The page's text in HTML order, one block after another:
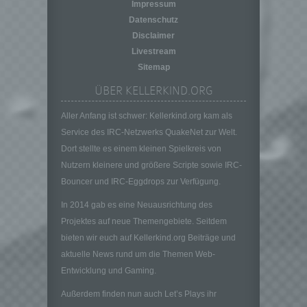
Impressum
Datenschutz
Disclaimer
Livestream
Sitemap
ÜBER KELLERKIND.ORG
Aller Anfang ist schwer: Kellerkind.org kam als
Service des IRC-Netzwerks QuakeNet zur Welt.
Dort stellte es einem kleinen Spielkreis von
Nutzern kleinere und größere Scripte sowie IRC-
Bouncer und IRC-Eggdrops zur Verfügung.
In 2014 gab es eine Neuausrichtung des
Projektes auf neue Themengebiete. Seitdem
bieten wir euch auf Kellerkind.org Beiträge und
aktuelle News rund um die Themen Web-
Entwicklung und Gaming.
Außerdem finden nun auch Let’s Plays ihr
auf welche die personenbezogenen Daten
ohne Hinzuziehung zusätzlicher
Informationen nicht mehr einer spezifischen
betroffenen Person zugeordnet werden
können, sofern diese zusätzlichen
und technischen und organisatorischen
Maßnahmen unterliegen, die gewährleisten,
dass die personenbezogenen Daten nicht
einer identifizierten oder identifizierbaren
natürlichen Person zugewiesen werden.
g) Verantwortlicher oder für die Verarbeitung
Verantwortlicher
Verantwortlicher ist die natürliche oder
juristische Person, Behörde, Einrichtung
oder andere Stelle, die allein oder
gemeinsam mit anderen über die Zwecke
personenbezogenen Daten entscheidet.
Sind die Zwecke und Mittel dieser